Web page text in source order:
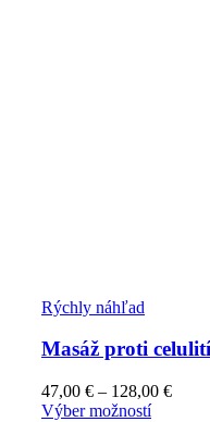
Rýchly náhľad
Masáž proti
47,00 € – 128,00 €
Výber možností